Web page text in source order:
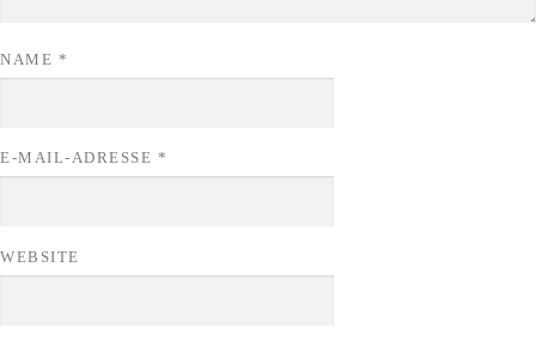
NAME *
E-MAIL-ADRESSE *
WEBSITE